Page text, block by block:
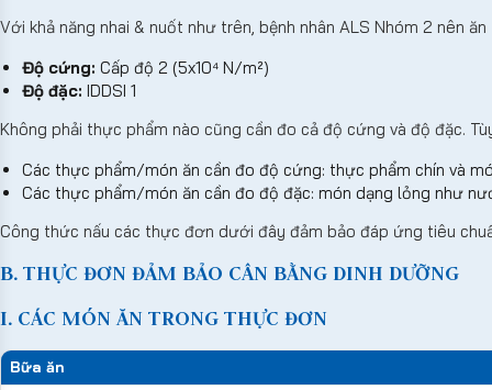
Với khả năng nhai & nuốt như trên, bệnh nhân ALS Nhóm 2 nên
Độ cứng: Cấp độ 2 (5x10⁴ N/m²)
Độ đặc: IDDSI 1
Không phải thực phẩm nào cũng cần đo cả độ cứng và độ đặc.
Các thực phẩm/món ăn cần đo độ cứng: thực phẩm chín và
Các thực phẩm/món ăn cần đo độ đặc: món dạng lỏng như
Công thức nấu các thực đơn dưới đây đảm bảo đáp ứng tiêu
B. THỰC ĐƠN ĐẢM BẢO CÂN BẰNG DINH DƯỠNG
I. CÁC MÓN ĂN TRONG THỰC ĐƠN
Bữa ăn